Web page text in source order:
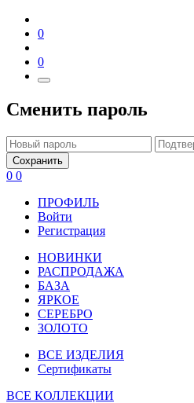
0
0
Сменить пароль
Сохранить
0 0
ПРОФИЛЬ
Войти
Регистрация
НОВИНКИ
РАСПРОДАЖА
БАЗА
ЯРКОЕ
СЕРЕБРО
ЗОЛОТО
ВСЕ ИЗДЕЛИЯ
Сертификаты
ВСЕ КОЛЛЕКЦИИ